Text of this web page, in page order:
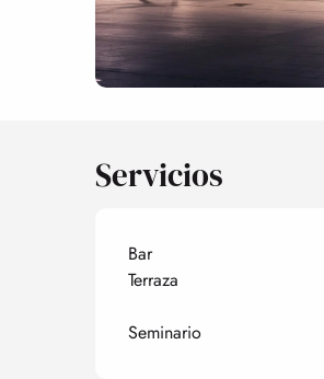
Servicios
Bar
Terraza
Seminario